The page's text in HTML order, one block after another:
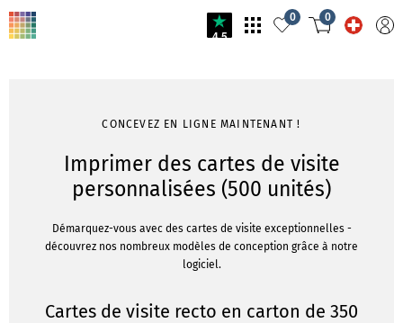
4.5
0 0
CONCEVEZ EN LIGNE MAINTENANT !
Imprimer des cartes de visite
personnalisées (500 unités)
Démarquez-vous avec des cartes de visite exceptionnelles -
découvrez nos nombreux modèles de conception grâce à notre
logiciel.
Cartes de visite recto en carton de 350